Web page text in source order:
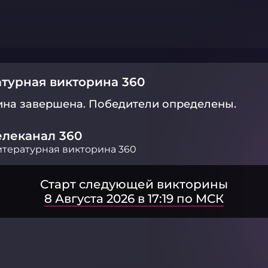
викторина 360
завершена. Победители определены.
360
викторина 360
Старт следующей викторины
8 Августа 2026 в 17:19 по МСК